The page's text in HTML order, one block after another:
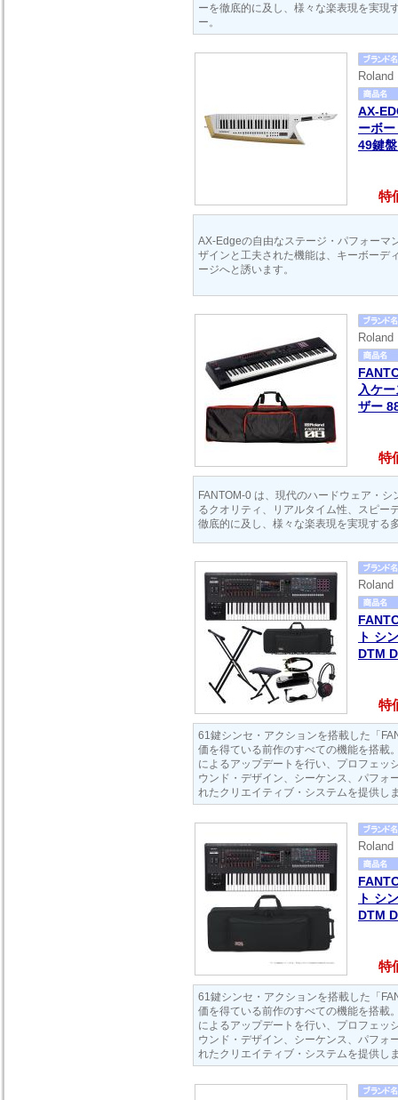
ーを徹底的に及し、様々な楽表現を実現
ー。
AX-
ーボ
49鍵
特
AX-Edgeの自由なステージ・パフォーマ
ザインと工夫された機能は、キーボーデ
ージへと誘います。
入ケ
ザー
特
FANTOM-0 は、現代のハードウェア・
るクオリティ、リアルタイム性、スピー
徹底的に及し、様々な楽表現を実現する
ト シ
DTM
特
61鍵シンセ・アクションを搭載した「
価を得ている前作のすべての機能を搭載
によるアップデートを行い、プロフェッ
ウンド・デザイン、シーケンス、パフォ
れたクリエイティブ・システムを提供し
ト シ
DTM
特
61鍵シンセ・アクションを搭載した「
価を得ている前作のすべての機能を搭載
によるアップデートを行い、プロフェッ
ウンド・デザイン、シーケンス、パフォ
れたクリエイティブ・システムを提供し